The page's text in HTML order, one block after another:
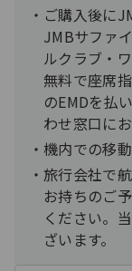
ご購入後に
JMBサファ
ルクラブ・
無料で座席
のEMDを払
わせ窓口に
機内での移
旅行会社で
お持ちのご
ください。
ざいます。